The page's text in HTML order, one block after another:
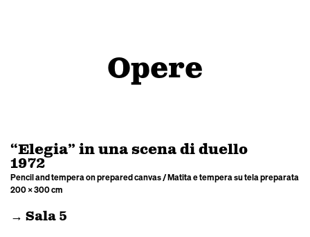
Opere
“Elegia” in una scena di duello
1972
Pencil and tempera on prepared canvas / Matita e tempera su tela preparata
200 × 300 cm
→ Sala 5